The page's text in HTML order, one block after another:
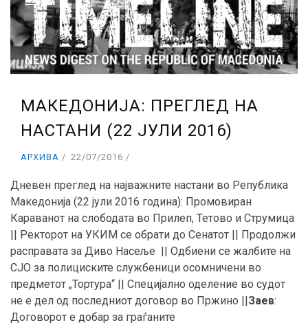
МАКЕДОНИЈА: ПРЕГЛЕД НА
НАСТАНИ (22 ЈУЛИ 2016)
АРХИВА 22/07/2016
Дневен преглед на најважните настани во Република
Македонија (22 јули 2016 година): Промовиран
Караванот на слободата во Прилеп, Тетово и Струмица
|| Ректорот на УКИМ се обрати до Сенатот || Продолжи
расправата за Диво Насеље || Одбиени се жалбите на
СЈО за полициските службеници осомничени во
предметот „Тортура“ || Специјално оделение во судот
не е дел од последниот договор во Пржино || Заев:
Договорот е добар за граѓаните